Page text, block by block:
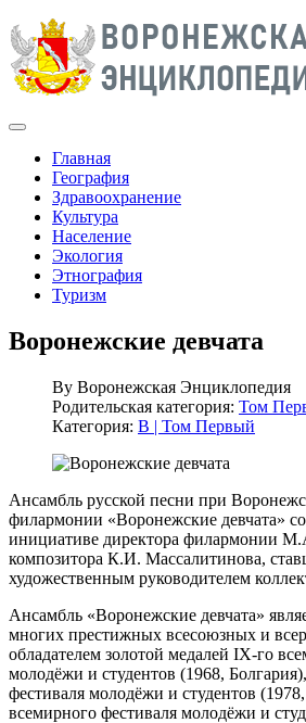
Главная
География
Здравоохранение
Культура
Население
Экология
Этнография
Туризм
Воронежские девчата
By Воронежская Энциклопедия
Родительская категория: Том
Категория: В | Том Первый
Ансамбль русской песни при
филармонии «Воронежские девчата»
инициативе директора филармонии
композитора К.И. Массалитинова,
художественным руководителем
Ансамбль «Воронежские девчата»
многих престижных всесоюзных и
обладателем золотой медалей IX-го
молодёжи и студентов (1968,
фестиваля молодёжи и студентов
всемирного фестиваля молодёжи и